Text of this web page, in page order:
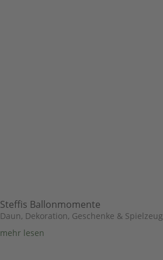
Steffis Ballonmomente
Daun, Dekoration, Geschenke & Spielzeug
mehr lesen